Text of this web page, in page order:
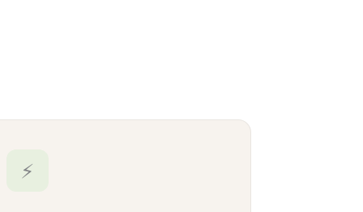
⚡